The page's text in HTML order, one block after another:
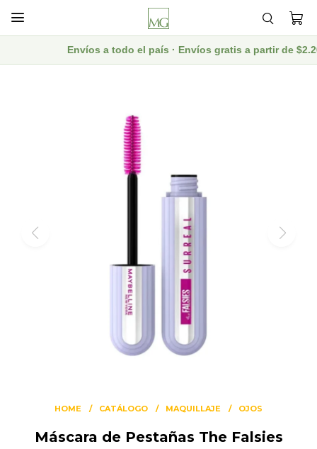

Envíos a todo el país · Envíos gratis a partir de
HOME CATÁLOGO MAQUILLAJE OJOS
Máscara de Pestañas The Falsies